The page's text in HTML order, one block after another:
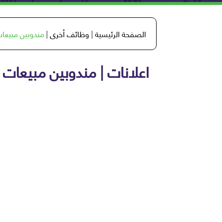
الصفحة الرئيسية| وظائف أخرى|مندوبين
اعلانات | مندوبين مبيعات